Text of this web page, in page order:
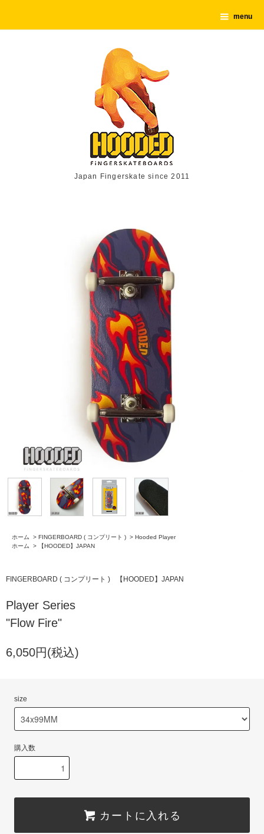
menu
Japan Fingerskate since 2011
ホーム > FINGERBOARD ( コンプリート ) > Hooded Player
ホーム
> 【HOODED】JAPAN
FINGERBOARD ( コンプリート ) 【HOODED】JAPAN
Player Series
"Flow Fire"
6,050円(税込)
size
購入数
カートに入れる